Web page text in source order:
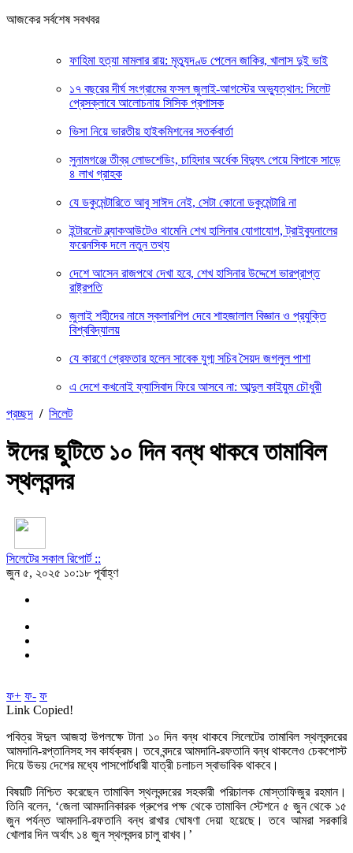
আজকের সর্বশেষ সবখবর
ফাহিমা হত্যা মামলার রায়: মৃত্যুদণ্ড পেলেন জাকির, খালাস দুই ভাই
১৭ বছরের দীর্ঘ সংগ্রামের ফসল জুলাই-আগস্টের অভ্যুত্থান: সিলেট
প্রেসক্লাবে আলোচনায় সিসিক প্রশাসক
ভিসা নিয়ে ভারতীয় হাইকমিশনের সতর্কবার্তা
সুনামগঞ্জে তীব্র লোডশেডিং, চাহিদার অর্ধেক বিদ্যুৎ পেয়ে বিপাকে সাড়ে
৪ লাখ গ্রাহক
যে ডকুমেন্টারিতে আবু সাঈদ নেই, সেটা কোনো ডকুমেন্টারি না
ইন্টারনেট ব্ল্যাকআউটেও থামেনি শেখ হাসিনার যোগাযোগ, ট্রাইব্যুনালের
ফরেনসিক দলে নতুন তথ্য
দেশে আসেন রাজপথে দেখা হবে, শেখ হাসিনার উদ্দেশে ভারপ্রাপ্ত
রাষ্ট্রপতি
জুলাই শহীদের নামে স্কলারশিপ দেবে শাহজালাল বিজ্ঞান ও প্রযুক্তি
বিশ্ববিদ্যালয়
যে কারণে গ্রেফতার হলেন সাবেক যুগ্ম সচিব সৈয়দ জগলুল পাশা
এ দেশে কখনোই ফ্যাসিবাদ ফিরে আসবে না: আব্দুল কাইয়ুম চৌধুরী
প্রচ্ছদ / সিলেট
ঈদের ছুটিতে ১০ দিন বন্ধ থাকবে তামাবিল
স্থলবন্দর
সিলেটের সকাল রিপোর্ট ::
জুন ৫, ২০২৫ ১০:১৮ পূর্বাহ্ণ
ফ+ ফ- ফ
Link Copied!
পবিত্র ঈদুল আজহা উপলক্ষে টানা ১০ দিন বন্ধ থাকবে সিলেটের তামাবিল স্থলবন্দরের
আমদানি-রপ্তানিসহ সব কার্যক্রম। তবে বন্দরে আমদানি-রফতানি বন্ধ থাকলেও চেকপোস্ট
দিয়ে উভয় দেশের মধ্যে পাসপোর্টধারী যাত্রী চলাচল স্বাভাবিক থাকবে।
বিষয়টি নিশ্চিত করেছেন তামাবিল স্থলবন্দরের সহকারী পরিচালক মোস্তাফিজুর রহমান।
তিনি বলেন, ‘জেলা আমদানিকারক গ্রুপের পক্ষ থেকে তামাবিল স্টেশনে ৫ জুন থেকে ১৫
জুন পর্যন্ত আমদানি-রফতানি বন্ধ রাখার ঘোষণা দেয়া হয়েছে। তবে আমরা সরকারি
খোলার দিন অর্থাৎ ১৪ জুন স্থলবন্দর চালু রাখব।’